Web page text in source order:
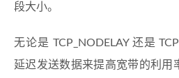
段大小。
无论是 TCP_NODELAY 还是
延迟发送数据来提高宽带的利用